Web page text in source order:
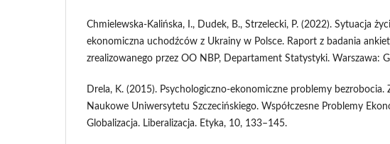
Chmielewska-Kalińska, I., Dudek, B., Strzelecki, P. (2022). Sytuacja
ekonomiczna uchodźców z Ukrainy w Polsce. Raport z badania
zrealizowanego przez OO NBP, Departament Statystyki. Warszawa:
Drela, K. (2015). Psychologiczno-ekonomiczne problemy bezrobocia.
Naukowe Uniwersytetu Szczecińskiego. Współczesne Problemy
Globalizacja. Liberalizacja. Etyka, 10, 133–145.